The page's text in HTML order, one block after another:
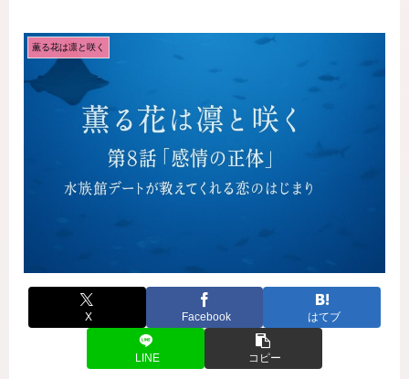
薫る花は凛と咲く
X Facebook はてブ
LINE コピー